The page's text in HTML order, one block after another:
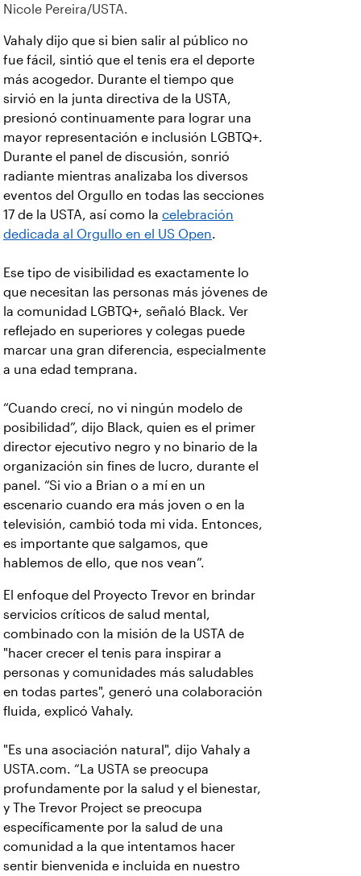
Nicole Pereira/USTA.
Vahaly dijo que si bien salir al público no
fue fácil, sintió que el tenis era el deporte
más acogedor. Durante el tiempo que
sirvió en la junta directiva de la USTA,
presionó continuamente para lograr una
mayor representación e inclusión LGBTQ+.
Durante el panel de discusión, sonrió
radiante mientras analizaba los diversos
eventos del Orgullo en todas las secciones
17 de la USTA, así como la celebración
dedicada al Orgullo en el US Open.
Ese tipo de visibilidad es exactamente lo
que necesitan las personas más jóvenes de
la comunidad LGBTQ+, señaló Black. Ver
reflejado en superiores y colegas puede
marcar una gran diferencia, especialmente
a una edad temprana.
“Cuando crecí, no vi ningún modelo de
posibilidad”, dijo Black, quien es el primer
director ejecutivo negro y no binario de la
organización sin fines de lucro, durante el
panel. “Si vio a Brian o a mí en un
escenario cuando era más joven o en la
televisión, cambió toda mi vida. Entonces,
es importante que salgamos, que
hablemos de ello, que nos vean”.
El enfoque del Proyecto Trevor en brindar
servicios críticos de salud mental,
combinado con la misión de la USTA de
"hacer crecer el tenis para inspirar a
personas y comunidades más saludables
en todas partes", generó una colaboración
fluida, explicó Vahaly.
"Es una asociación natural", dijo Vahaly a
USTA.com. “La USTA se preocupa
profundamente por la salud y el bienestar,
y The Trevor Project se preocupa
específicamente por la salud de una
comunidad a la que intentamos hacer
sentir bienvenida e incluida en nuestro